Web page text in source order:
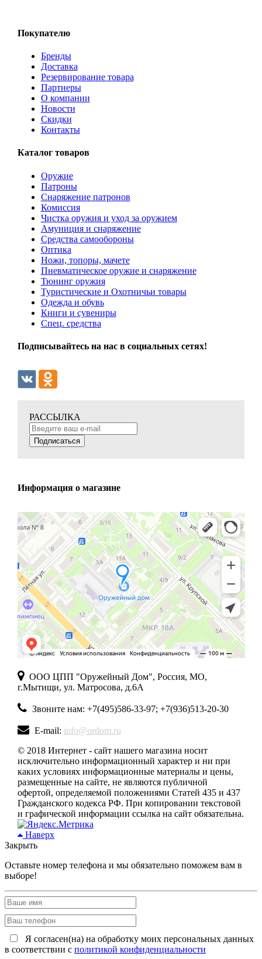
Покупателю
Бренды
Доставка
Резервирование товара
Партнеры
О компании
Новости
Скидки
Контакты
Каталог товаров
Оружие
Патроны
Снаряжение патронов
Комиссия
Чистка оружия и уход за оружием
Амуниция и снаряжение
Средства самообороны
Оптика
Ножи, топоры, мачете
Пневматическое оружие и снаряжение
Тюнинг оружия
Туристические и Охотничьи товары
Одежда и обувь
Книги и сувениры
Спец. средства
Подписывайтесь на нас в социальных сетях!
РАССЫЛКА
Подписаться
Информация о магазине
ООО ЦПП "Оружейный Дом", Россия, МО,
г.Мытищи, ул. Матросова, д.6А
Звоните нам: +7(495)586-33-97; +7(936)513-20-30
E-mail: info@ordom.ru
© 2018 Интернет - сайт нашего магазина носит
исключительно информационный характер и ни при
каких условиях информационные материалы и цены,
размещенные на сайте, не являются публичной
офертой, определяемой положениями Статей 435 и 437
Гражданского кодекса РФ. При копировании текстовой
и графической информации ссылка на сайт обязательна.
Наверх
Закрыть
Оставьте номер телефона и мы обязательно поможем вам в
выборе!
Я согласен(на) на обработку моих персональных данных
в соответствии с политикой конфиденциальности